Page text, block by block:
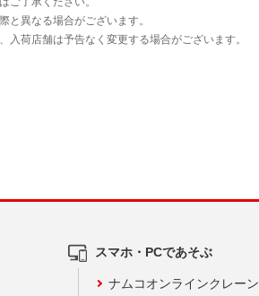
スマホ・PCであそぶ
ナムコオンラインクレーン